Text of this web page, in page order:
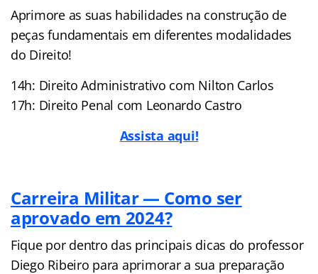
Aprimore as suas habilidades na construção de
peças fundamentais em diferentes modalidades
do Direito!
14h: Direito Administrativo com Nilton Carlos
17h: Direito Penal com Leonardo Castro
Assista aqui!
Carreira Militar — Como ser
aprovado em 2024?
Fique por dentro das principais dicas do professor
Diego Ribeiro para aprimorar a sua preparação